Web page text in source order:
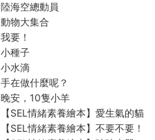
陸海空總動員
動物大集合
我要！
小種子
小水滴
手在做什麼呢？
晚安，10隻小羊
【SEL情緒素養繪本】愛生氣的貓
【SEL情緒素養繪本】不要不要！